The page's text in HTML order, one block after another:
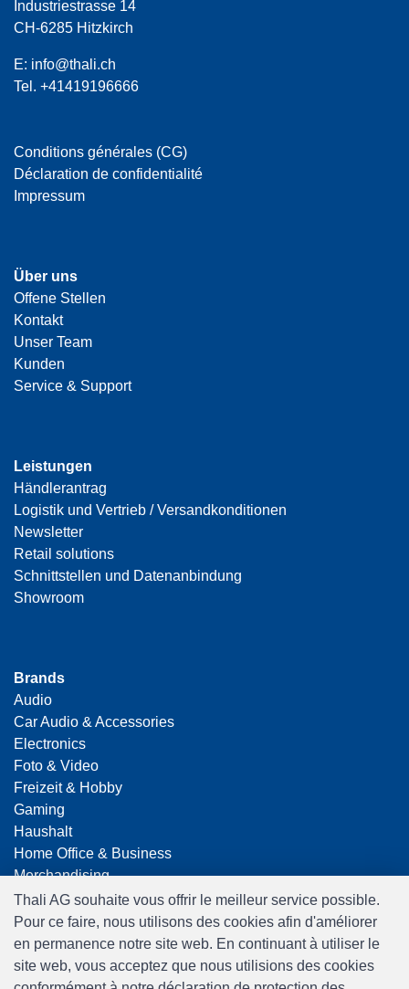
Industriestrasse 14
CH-6285 Hitzkirch
E: info@thali.ch
Tel. +41419196666
Conditions générales (CG)
Déclaration de confidentialité
Impressum
Über uns
Offene Stellen
Kontakt
Unser Team
Kunden
Service & Support
Leistungen
Händlerantrag
Logistik und Vertrieb / Versandkonditionen
Newsletter
Retail solutions
Schnittstellen und Datenanbindung
Showroom
Brands
Audio
Car Audio & Accessories
Electronics
Foto & Video
Freizeit & Hobby
Gaming
Haushalt
Home Office & Business
Merchandising
Smart Home
Spielwaren
Travel
Thali AG souhaite vous offrir le meilleur service possible.
Pour ce faire, nous utilisons des cookies afin d'améliorer
en permanence notre site web. En continuant à utiliser le
site web, vous acceptez que nous utilisions des cookies